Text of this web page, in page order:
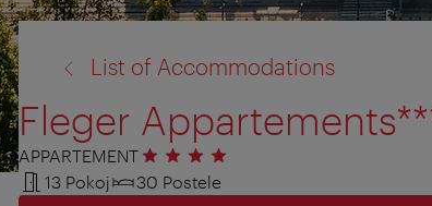
List of Accommodations
Fleger
APPARTEMENT4 hvězdičky
13 Pokoj
30 Postele